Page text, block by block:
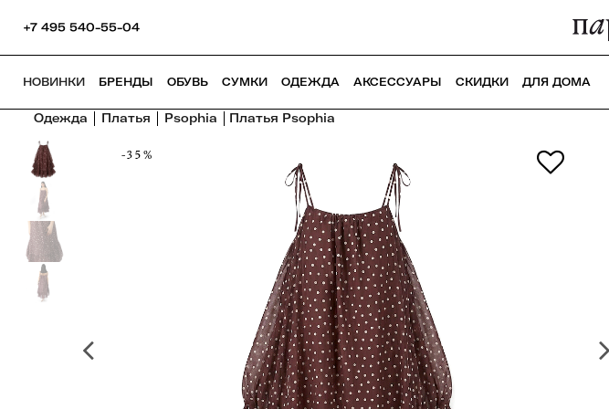
+7 495 540-55-04
НОВИНКИ БРЕНДЫ ОБУВЬ СУМКИ ОДЕЖДА АКСЕССУАРЫ СКИДКИ ДЛЯ ДОМА
Одежда Платья Psophia Платья Psophia
-35%